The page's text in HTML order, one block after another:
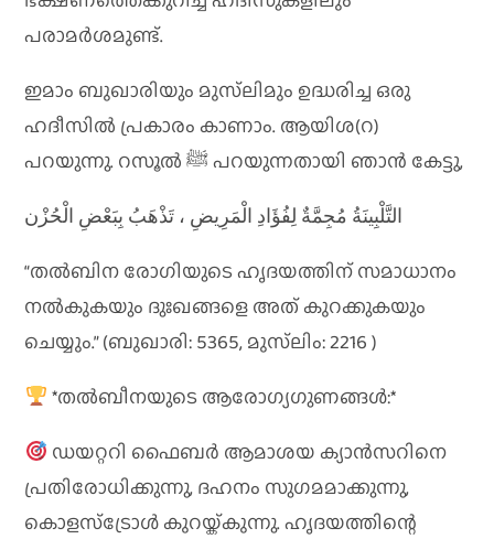
പരാമർശമുണ്ട്.
ഇമാം ബുഖാരിയും മുസ്‌ലിമും ഉദ്ധരിച്ച ഒരു
ഹദീസിൽ പ്രകാരം കാണാം. ആയിശ(റ)
പറയുന്നു. റസൂൽ ﷺ പറയുന്നതായി ഞാൻ കേട്ടു,
ﺍﻟﺘَّﻠْﺒِﻴﻨَﺔُ ﻣُﺠِﻤَّﺔٌ ﻟِﻔُﺆَﺍﺩِ ﺍﻟْﻤَﺮِﻳﺾِ ، ﺗَﺬْﻫَﺐُ ﺑِﺒَﻌْﺾِ ﺍﻟْﺤُﺰْن
“തൽബിന രോഗിയുടെ ഹൃദയത്തിന് സമാധാനം
നൽകുകയും ദുഃഖങ്ങളെ അത് കുറക്കുകയും
ചെയ്യും.” (ബുഖാരി: 5365, മുസ്‌ലിം: 2216 )
*തൽബീനയുടെ ആരോഗ്യഗുണങ്ങൾ:*
ഡയറ്ററി ഫൈബർ ആമാശയ ക്യാൻസറിനെ
പ്രതിരോധിക്കുന്നു, ദഹനം സുഗമമാക്കുന്നു,
കൊളസ്ട്രോൾ കുറയ്ക്കുന്നു. ഹൃദയത്തിന്റെ